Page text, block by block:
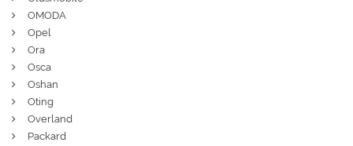
OMODA
Opel
Ora
Osca
Oshan
Oting
Overland
Packard